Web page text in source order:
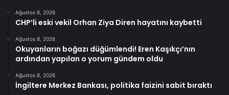
Ağustos 8, 2026
CHP’li eski vekil Orhan Ziya Diren hayatını kaybetti
Ağustos 8, 2026
Okuyanların boğazı düğümlendi! Eren Kaşıkçı’nın
ardından yapılan o yorum gündem oldu
Ağustos 8, 2026
İngiltere Merkez Bankası, politika faizini sabit bıraktı